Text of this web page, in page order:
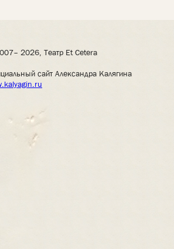
2026, Театр Et Cetera
сайт Александра Калягина